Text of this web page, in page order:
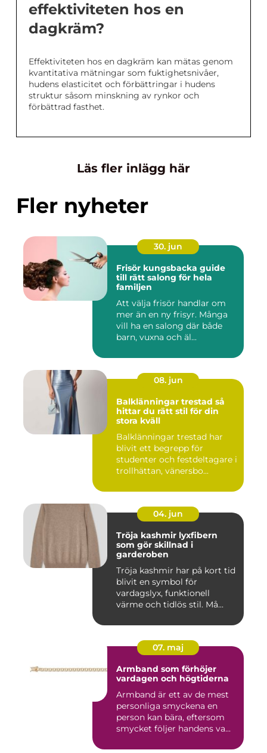
effektiviteten hos en
dagkräm?
Effektiviteten hos en dagkräm kan mätas genom
kvantitativa mätningar som fuktighetsnivåer,
hudens elasticitet och förbättringar i hudens
struktur såsom minskning av rynkor och
förbättrad fasthet.
Läs fler inlägg här
Fler nyheter
30. jun
Frisör kungsbacka guide
till rätt salong för hela
familjen
Att välja frisör handlar om
mer än en ny frisyr. Många
vill ha en salong där både
barn, vuxna och äl...
08. jun
Balklänningar trestad så
hittar du rätt stil för din
stora kväll
Balklänningar trestad har
blivit ett begrepp för
studenter och festdeltagare i
trollhättan, vänersbo...
04. jun
Tröja kashmir lyxfibern
som gör skillnad i
garderoben
Tröja kashmir har på kort tid
blivit en symbol för
vardagslyx, funktionell
värme och tidlös stil. Må...
07. maj
Armband som förhöjer
vardagen och högtiderna
Armband är ett av de mest
personliga smyckena en
person kan bära, eftersom
smycket följer handens va...